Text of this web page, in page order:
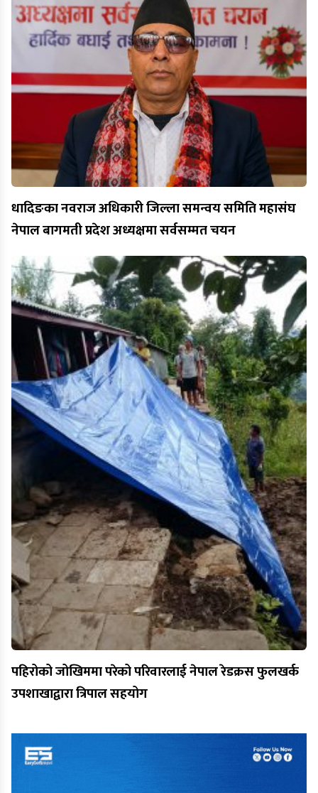
धादिङका नवराज अधिकारी जिल्ला समन्वय समिति महासंघ
नेपाल बागमती प्रदेश अध्यक्षमा सर्वसम्मत चयन
पहिरोको जोखिममा परेको परिवारलाई नेपाल रेडक्रस फुलखर्क
उपशाखाद्वारा त्रिपाल सहयोग